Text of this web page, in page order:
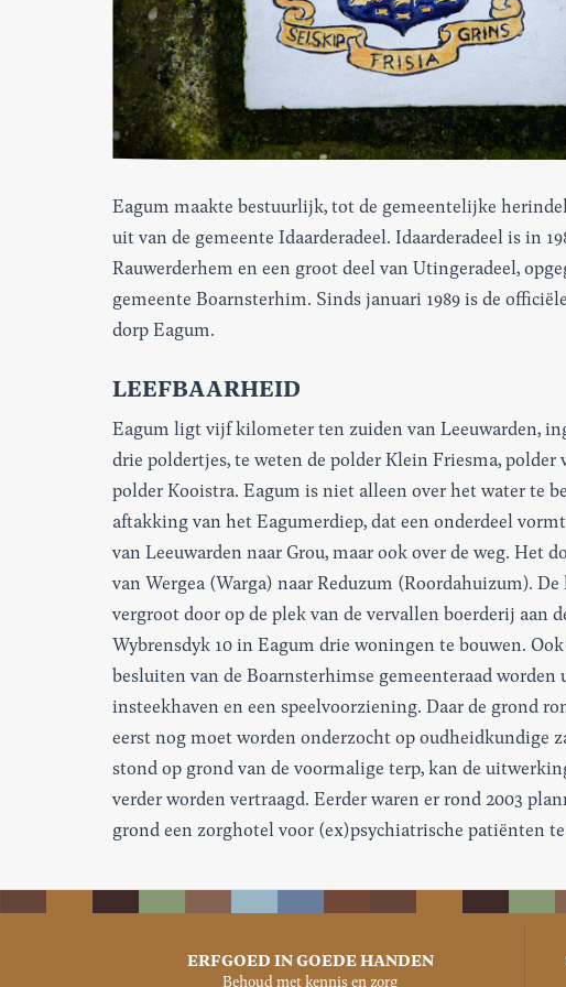
Eagum maakte bestuurlijk, tot de gemeentelijke
uit van de gemeente Idaarderadeel. Idaarderadeel is in
Rauwerderhem en een groot deel van Utingeradeel,
gemeente Boarnsterhim. Sinds januari 1989 is de
dorp Eagum.
LEEFBAARHEID
Eagum ligt vijf kilometer ten zuiden van Leeuwarden,
drie poldertjes, te weten de polder Klein Friesma, polder
polder Kooistra. Eagum is niet alleen over het water te
aftakking van het Eagumerdiep, dat een onderdeel
van Leeuwarden naar Grou, maar ook over de weg. Het
van Wergea (Warga) naar Reduzum (Roordahuizum).
vergroot door op de plek van de vervallen boerderij aan
Wybrensdyk 10 in Eagum drie woningen te bouwen.
besluiten van de Boarnsterhimse gemeenteraad worden
insteekhaven en een speelvoorziening. Daar de grond
eerst nog moet worden onderzocht op oudheidkundige
stond op grond van de voormalige terp, kan de
verder worden vertraagd. Eerder waren er rond 2003
grond een zorghotel voor (ex)psychiatrische patiënten
ERFGOED IN GOEDE HANDEN
Behoud met kennis en zorg